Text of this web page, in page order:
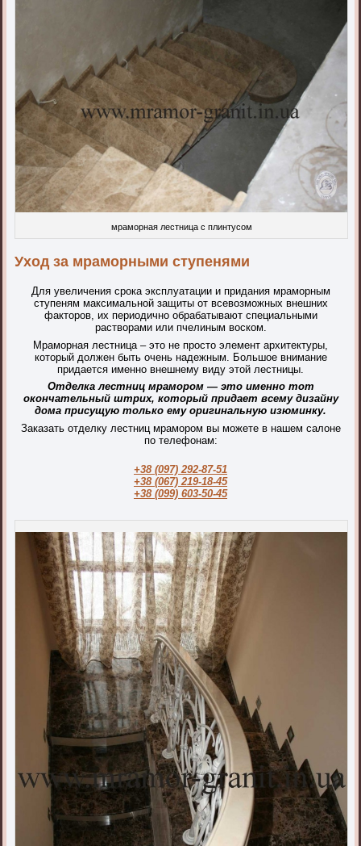
мраморная лестница с плинтусом
Уход за мраморными ступенями
Для увеличения срока эксплуатации и придания мраморным
ступеням максимальной защиты от всевозможных внешних
факторов, их периодично обрабатывают специальными
растворами или пчелиным воском.
Мраморная лестница – это не просто элемент архитектуры,
который должен быть очень надежным. Большое внимание
придается именно внешнему виду этой лестницы.
Отделка лестниц мрамором — это именно тот
окончательный штрих, который придает всему дизайну
дома присущую только ему оригинальную изюминку.
Заказать отделку лестниц мрамором вы можете в нашем салоне
по телефонам:
+38 (097) 292-87-51
+38 (067) 219-18-45
+38 (099) 603-50-45